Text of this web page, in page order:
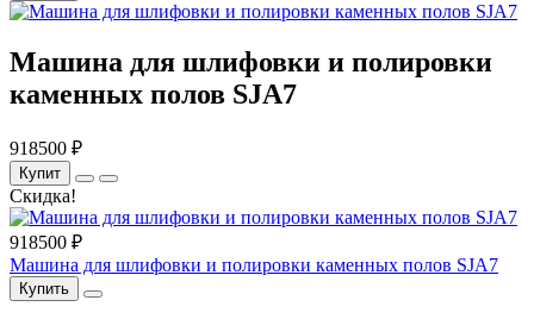
Машина для шлифовки и полировки
каменных полов SJA7
918500 ₽
Купит
Скидка!
918500 ₽
Машина для шлифовки и полировки каменных полов SJA7
Купить